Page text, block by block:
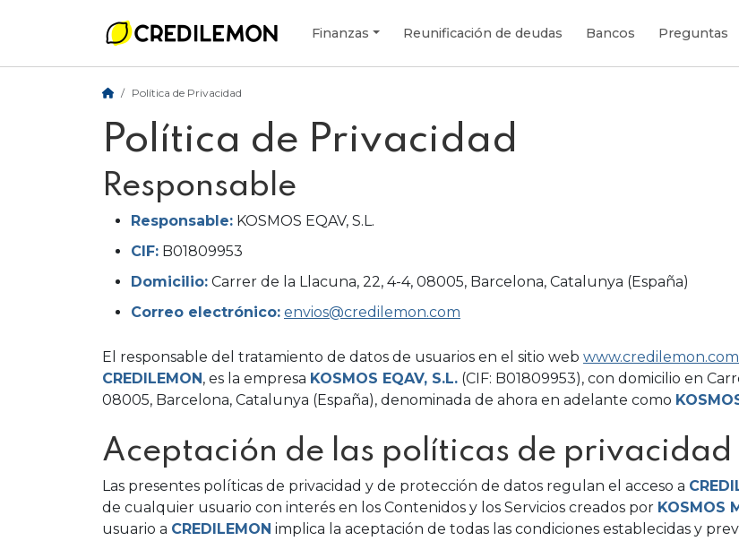
Finanzas Reunificación de deudas Bancos Preguntas
Política de Privacidad
Política de Privacidad
Responsable
Responsable: KOSMOS EQAV, S.L.
CIF: B01809953
Domicilio: Carrer de la Llacuna, 22, 4-4, 08005, Barcelona, Catalunya (España)
Correo electrónico: envios@credilemon.com
El responsable del tratamiento de datos de usuarios en el sitio web www.credilemon.com
CREDILEMON, es la empresa KOSMOS EQAV, S.L. (CIF: B01809953), con domicilio en
08005, Barcelona, Catalunya (España), denominada de ahora en adelante como
Aceptación de las políticas de privacidad
Las presentes políticas de privacidad y de protección de datos regulan el acceso a
de cualquier usuario con interés en los Contenidos y los Servicios creados por KOSMOS
usuario a CREDILEMON implica la aceptación de todas las condiciones establecidas y